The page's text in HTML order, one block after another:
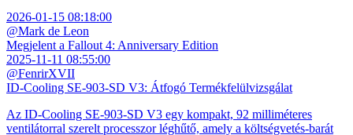
2026-01-15 08:18:00
@Mark de Leon
Megjelent a Fallout 4: Anniversary Edition
2025-11-11 08:55:00
@FenrirXVII
ID-Cooling SE-903-SD V3: Átfogó Termékfelülvizsgálat
Az ID-Cooling SE-903-SD V3 egy kompakt, 92 milliméteres
ventilátorral szerelt processzor léghűtő, amely a költségvetés-barát